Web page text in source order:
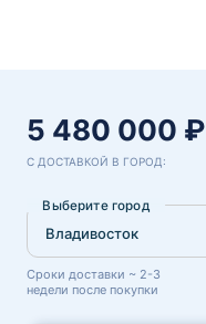
5 480 000 ₽
С ДОСТАВКОЙ В ГОРОД:
Выберите город
Сроки доставки ~ 2-3
недели после покупки